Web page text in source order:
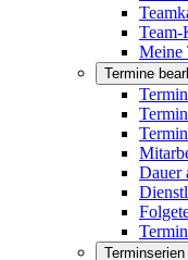
Meine
Termine
Dauer